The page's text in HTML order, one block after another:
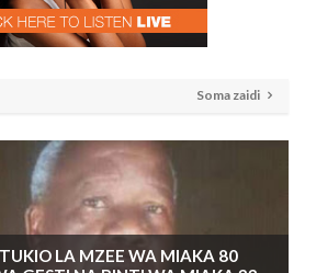
Soma zaidi
LA MZEE WA MIAKA 80